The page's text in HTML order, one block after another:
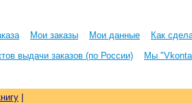
Мои заказы Мои данные Как
выдачи заказов (по России)
Мы